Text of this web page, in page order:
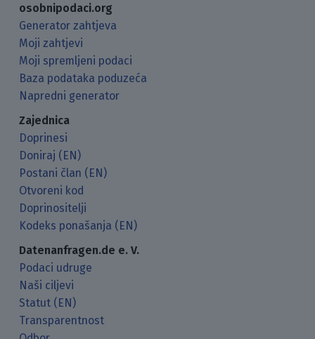
osobnipodaci.org
Generator zahtjeva
Moji zahtjevi
Moji spremljeni podaci
Baza podataka poduzeća
Napredni generator
Zajednica
Doprinesi
Doniraj (EN)
Postani član (EN)
Otvoreni kod
Doprinositelji
Kodeks ponašanja (EN)
Datenanfragen.de e. V.
Podaci udruge
Naši ciljevi
Statut (EN)
Transparentnost